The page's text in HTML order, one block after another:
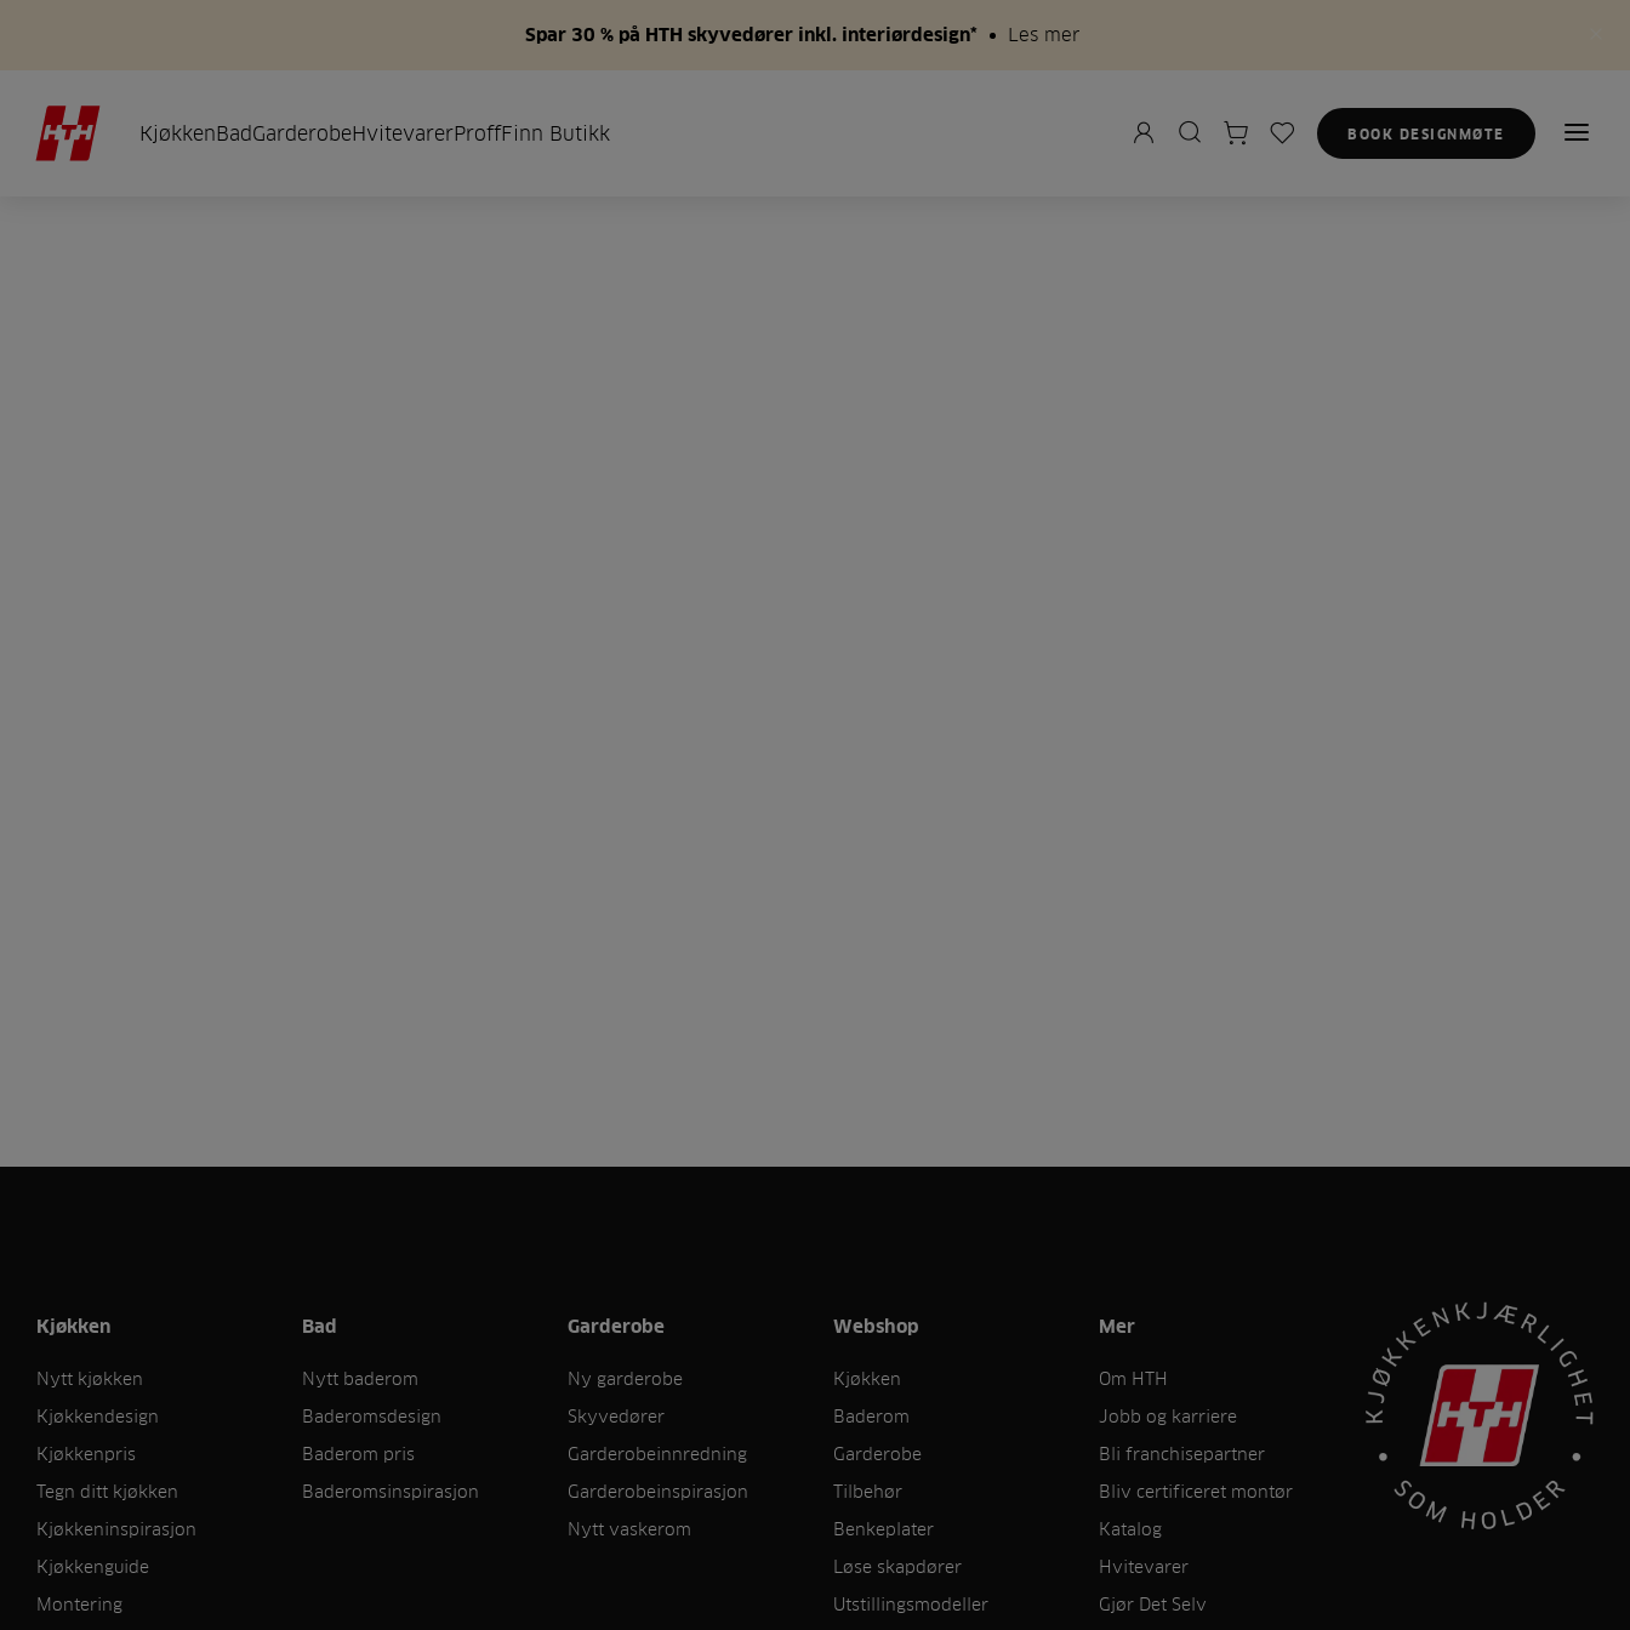
Spar 30 % på HTH skyvedører inkl. interiørdesign* Les mer
KjøkkenBadGarderobeHvitevarerProffFinn Butikk BOOK DESIGNMØTE
Kjøkken
Nytt kjøkken
Kjøkkendesign
Kjøkkenpris
Tegn ditt kjøkken
Kjøkkeninspirasjon
Kjøkkenguide
Montering
Bad
Nytt baderom
Baderomsdesign
Baderom pris
Baderomsinspirasjon
Garderobe
Ny garderobe
Skyvedører
Garderobeinnredning
Garderobeinspirasjon
Nytt vaskerom
Webshop
Kjøkken
Baderom
Garderobe
Tilbehør
Benkeplater
Løse skapdører
Utstillingsmodeller
Mer
Om HTH
Jobb og karriere
Bli franchisepartner
Bliv certificeret montør
Katalog
Hvitevarer
Gjør Det Selv